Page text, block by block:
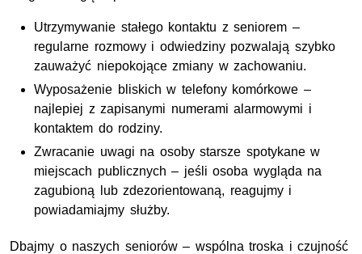
Utrzymywanie stałego kontaktu z seniorem –
regularne rozmowy i odwiedziny pozwalają szybko
zauważyć niepokojące zmiany w zachowaniu.
Wyposażenie bliskich w telefony komórkowe –
najlepiej z zapisanymi numerami alarmowymi i
kontaktem do rodziny.
Zwracanie uwagi na osoby starsze spotykane w
miejscach publicznych – jeśli osoba wygląda na
zagubioną lub zdezorientowaną, reagujmy i
powiadamiajmy służby.
Dbajmy o naszych seniorów – wspólna troska i czujność